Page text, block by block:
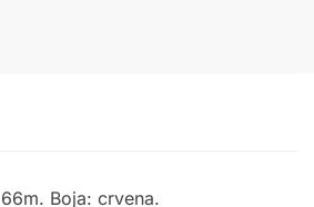
Boja: crvena.